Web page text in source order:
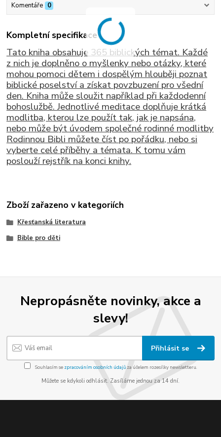
Komentáře 0
Kompletní specifikace
Tato kniha obsahuje 365 biblických témat. Každé
z nich je doplněno o myšlenky nebo otázky, které
mohou pomoci dětem i dospělým hlouběji poznat
biblické poselství a získat povzbuzení pro všední
den. Kniha může sloužit například při každodenní
bohoslužbě. Jednotlivé meditace doplňuje krátká
modlitba, kterou lze použít tak, jak je napsána,
nebo může být úvodem společné rodinné modlitby
Rodinnou Bibli můžete číst po pořádku, nebo si
vyberte celé příběhy a témata. K tomu vám
poslouží rejstřík na konci knihy.
Zboží zařazeno v kategoriích
Křesťanská literatura
Bible pro děti
Nepropásněte novinky, akce a
slevy!
Přihlásit se
Souhlasím se zpracováním osobních údajůza účelem rozesílky newsletteru.
Můžete se kdykoli odhlásit. Zasíláme jednou za 14 dní.